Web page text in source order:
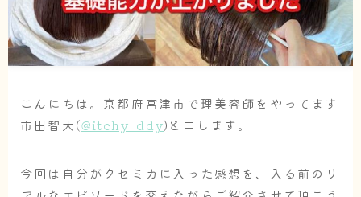
こんにちは。京都府宮津市で理美容師をやってます
市田智大(@itchy_ddy)と申します。
今回は自分がクセミカに入った感想を、入る前のリ